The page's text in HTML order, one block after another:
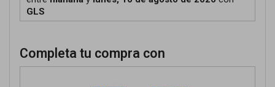
GLS
Completa tu compra con